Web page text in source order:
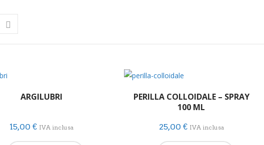
ARGILUBRI
15,00 € IVA inclusa
PERILLA COLLOIDALE – SPRAY
100 ML
25,00 € IVA inclusa